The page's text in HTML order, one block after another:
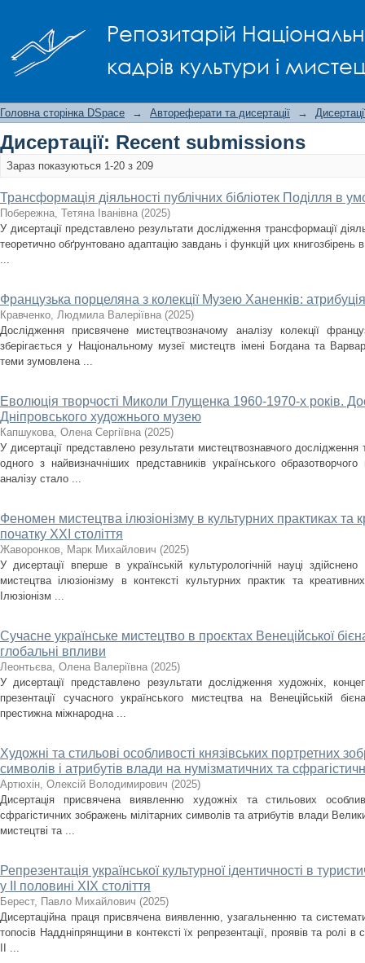
Репозитарій
кадрів культури і
Головна сторінка DSpace → Автореферати та дисертації →
Дисертації: Recent submissions
Зараз показуються 1-20 з 209
Трансформація діяльності публічних бібліотек Поділля в
Побережна, Тетяна Іванівна (2025)
У дисертації представлено результати дослідження трансформації
теоретично обґрунтовано адаптацію завдань і функцій цих книгозбірень
...
Французька порцеляна з колекції Музею Ханенків:
Кравченко, Людмила Валеріївна (2025)
Дослідження присвячене мистецтвозначому аналізу колекції
зберігається у Національному музеї мистецтв імені Богдана та
теми зумовлена ...
Еволюція творчості Миколи Глущенка 1960-1970-х років.
Дніпровського художнього музею
Капшукова, Олена Сергіївна (2025)
У дисертації представлено результати мистецтвознавчого
одного з найвизначніших представників українського
аналізу стало ...
Феномен мистецтва ілюзіонізму в культурних практиках та
початку ХХІ століття
Жаворонков, Марк Михайлович (2025)
У дисертації вперше в українській культурологічній науці
мистецтва ілюзіонізму в контексті культурних практик та
Ілюзіонізм ...
Сучасне українське мистецтво в проєктах Венеційської
глобальні впливи
Леонтьєва, Олена Валеріївна (2025)
У дисертації представлено результати дослідження художніх,
презентації сучасного українського мистецтва на Венеційській
престижна міжнародна ...
Художні та стильові особливості князівських портретних
символів і атрибутів влади на нумізматичних та
Артюхін, Олексій Володимирович (2025)
Дисертація присвячена виявленню художніх та стильових
сфрагістичних зображень мілітарних символів та атрибутів влади
мистецтві та ...
Репрезентація української культурної ідентичності в
у ІІ половині XIX століття
Берест, Павло Михайлович (2025)
Дисертаційна праця присвячена виявленню, узагальненню та
топосів Наддніпрянщини в контексті їх репрезентації, проявів та ролі в
ІІ ...